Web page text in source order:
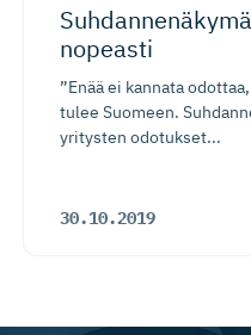
nopeasti
”Enää ei kannata
tulee Suomeen.
yritysten odotukset...
30.10.2019